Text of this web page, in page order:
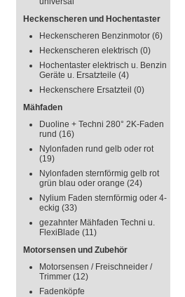
Heckenscheren und Hochentaster
Heckenscheren Benzinmotor (6)
Heckenscheren elektrisch (0)
Hochentaster elektrisch u. Benzin
Geräte u. Ersatzteile (4)
Heckenschere Ersatzteil (0)
Mähfaden
Duoline + Techni 280° 2K-Faden
rund (16)
Nylonfaden rund gelb oder rot
(19)
Nylonfaden sternförmig gelb rot
grün blau oder orange (24)
Nylium Faden sternförmig oder 4-
eckig (33)
gezahnter Mähfaden Techni u.
FlexiBlade (11)
Motorsensen und Zubehör
Motorsensen / Freischneider /
Trimmer (12)
Fadenköpfe